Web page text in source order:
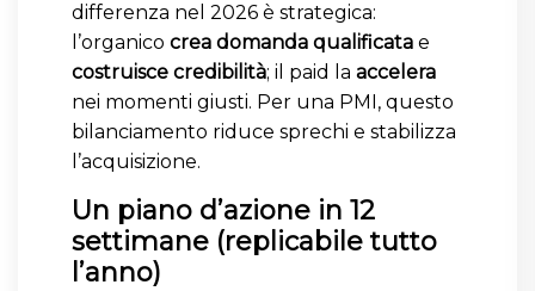
differenza nel 2026 è strategica:
l’organico crea domanda qualificata e
costruisce credibilità; il paid la accelera
nei momenti giusti. Per una PMI, questo
bilanciamento riduce sprechi e stabilizza
l’acquisizione.
Un piano d’azione in 12
settimane (replicabile tutto
l’anno)